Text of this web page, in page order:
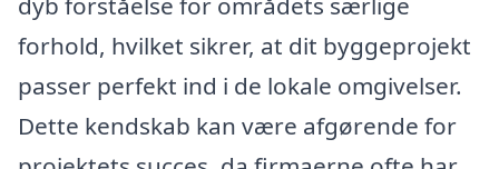
forhold, hvilket sikrer, at dit byggeprojekt
passer perfekt ind i de lokale omgivelser.
Dette kendskab kan være afgørende for